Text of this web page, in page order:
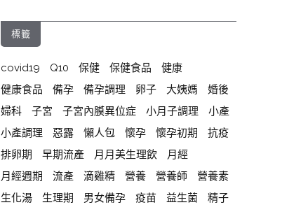
標籤
covid19 Q10 保健 保健食品
健康
健康食品
備孕 備孕調理 卵子 大姨媽
婚後
婦科
子宮 子宮內膜異位症 小月子調理
小產
小產調理
惡露 懶人包 懷孕 懷孕初期
抗疫
排卵期
早期流產 月月美生理飲
月經
月經週期
流產 滴雞精 營養 營養師
營養素
生化湯
生理期 男女備孕 疫苗 益生菌 精子